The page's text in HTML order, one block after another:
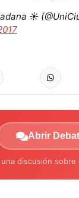
☀️
Abrir
una discusión sobre